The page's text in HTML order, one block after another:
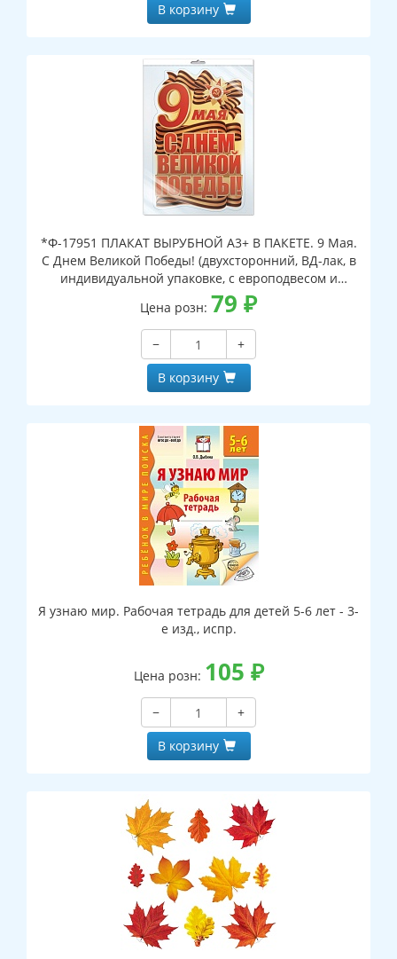
В корзину
*Ф-17951 ПЛАКАТ ВЫРУБНОЙ А3+ В ПАКЕТЕ. 9 Мая.
С Днем Великой Победы! (двухсторонний, ВД-лак, в
индивидуальной упаковке, с европодвесом и
клеевым клапаном)
Цена розн: 79 ₽
−
+
В корзину
Я узнаю мир. Рабочая тетрадь для детей 5-6 лет - 3-
е изд., испр.
Цена розн: 105 ₽
−
+
В корзину